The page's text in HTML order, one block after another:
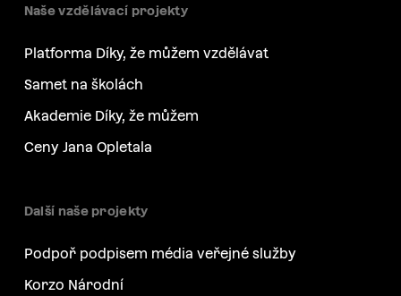
Naše vzdělávací projekty
Platforma Díky, že můžem vzdělávat
Samet na školách
Akademie Díky, že můžem
Ceny Jana Opletala
Další naše projekty
Podpoř podpisem média veřejné služby
Korzo Národní